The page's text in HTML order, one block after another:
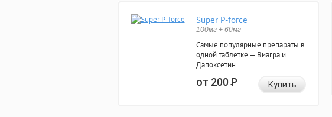
Super P-force
100мг + 60мг
Самые популярные препараты в
одной таблетке — Виагра и
Дапоксетин.
от 200Р Купить